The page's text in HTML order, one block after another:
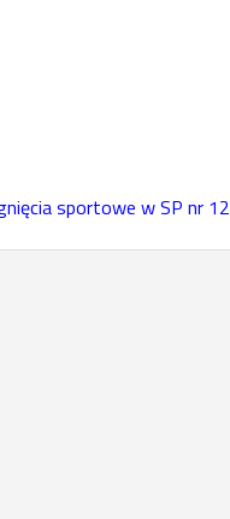
sportowe w SP nr 12